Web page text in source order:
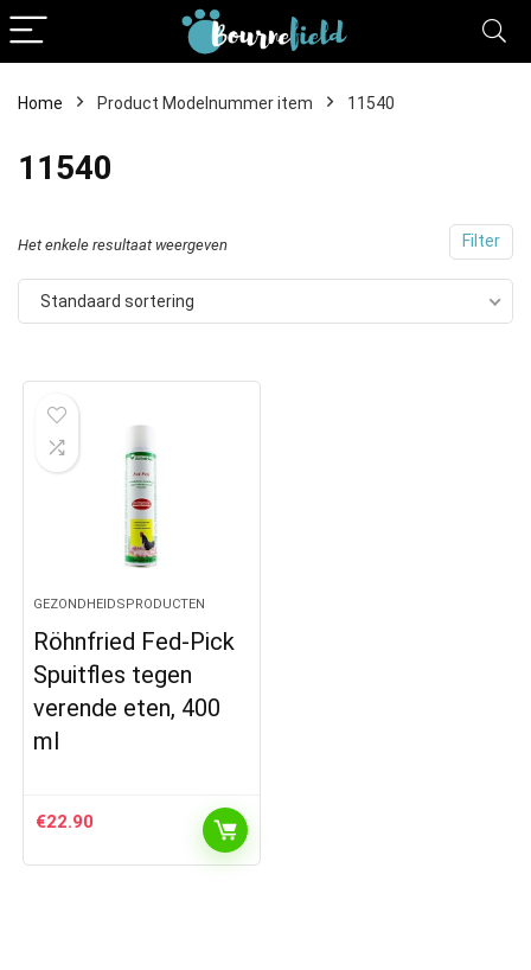
Home Product Modelnummer item 11540
11540
Filter
Het enkele resultaat weergeven
Standaard sortering
GEZONDHEIDSPRODUCTEN
Röhnfried Fed-Pick
Spuitfles tegen
verende eten, 400
ml
€22.90